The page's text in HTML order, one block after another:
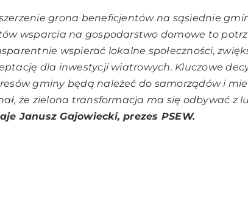
grona beneficjentów na sąsiednie
wsparcia na gospodarstwo domowe to
wspierać lokalne społeczności,
dla inwestycji wiatrowych. Kluczowe
gminy będą należeć do samorządów i
że zielona transformacja ma się odbywać z
Janusz Gajowiecki, prezes PSEW.